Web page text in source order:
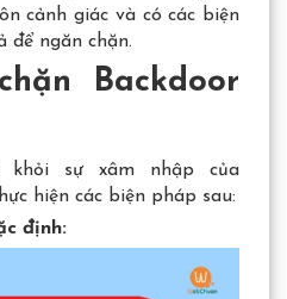
cảnh giác và có các biện
để ngăn chặn.
Backdoor
sự xâm nhập của
hiện các biện pháp sau:
định: